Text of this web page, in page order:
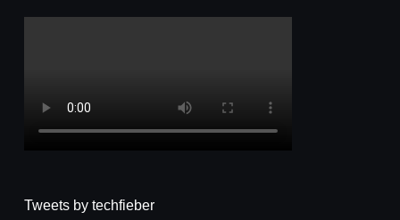
Tweets by techfieber